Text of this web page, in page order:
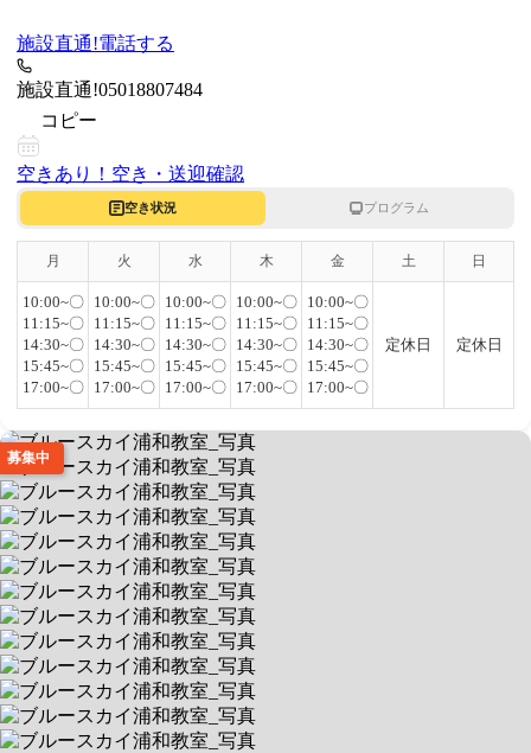
施設直通!電話する
施設直通!05018807484
コピー
空きあり！ 空き・送迎確認
空き状況 プログラム
月 火 水 木 金 土 日
10:00~〇
11:15~〇
14:30~〇
15:45~〇
17:00~〇
10:00~〇
11:15~〇
14:30~〇
15:45~〇
17:00~〇
10:00~〇
11:15~〇
14:30~〇
15:45~〇
17:00~〇
10:00~〇
11:15~〇
14:30~〇
15:45~〇
17:00~〇
10:00~〇
11:15~〇
14:30~〇
15:45~〇
17:00~〇
定休日 定休日
募集中
ブルースカイ浦和教室
1回1時間・完全マンツーマン制
送迎あり 空きあり